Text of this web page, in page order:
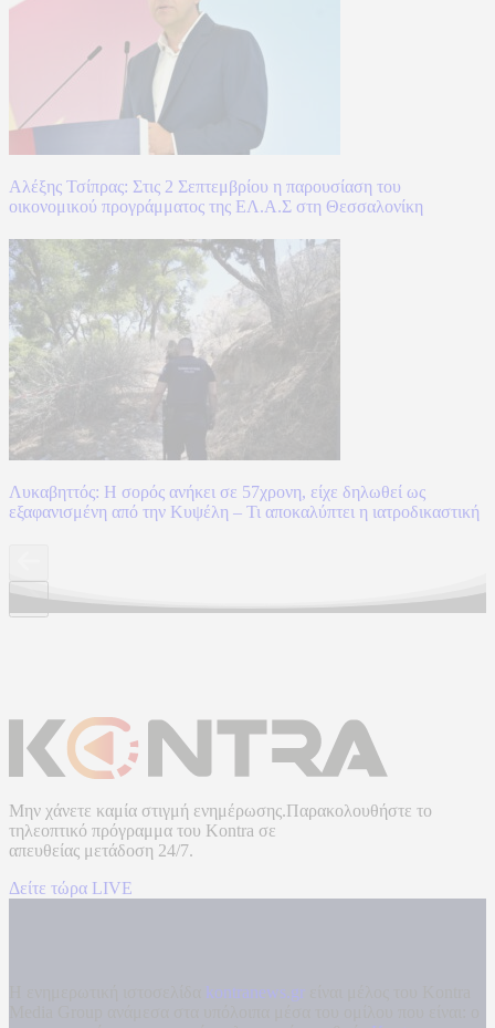
Αλέξης Τσίπρας: Στις 2 Σεπτεμβρίου η παρουσίαση του
οικονομικού προγράμματος της ΕΛ.Α.Σ στη Θεσσαλονίκη
Λυκαβηττός: Η σορός ανήκει σε 57χρονη, είχε δηλωθεί ως
εξαφανισμένη από την Κυψέλη – Τι αποκαλύπτει η ιατροδικαστική
Μην χάνετε καμία στιγμή ενημέρωσης.Παρακολουθήστε το
τηλεοπτικό πρόγραμμα του Kontra σε
απευθείας μετάδοση 24/7.
Δείτε τώρα LIVE
kontranews.gr